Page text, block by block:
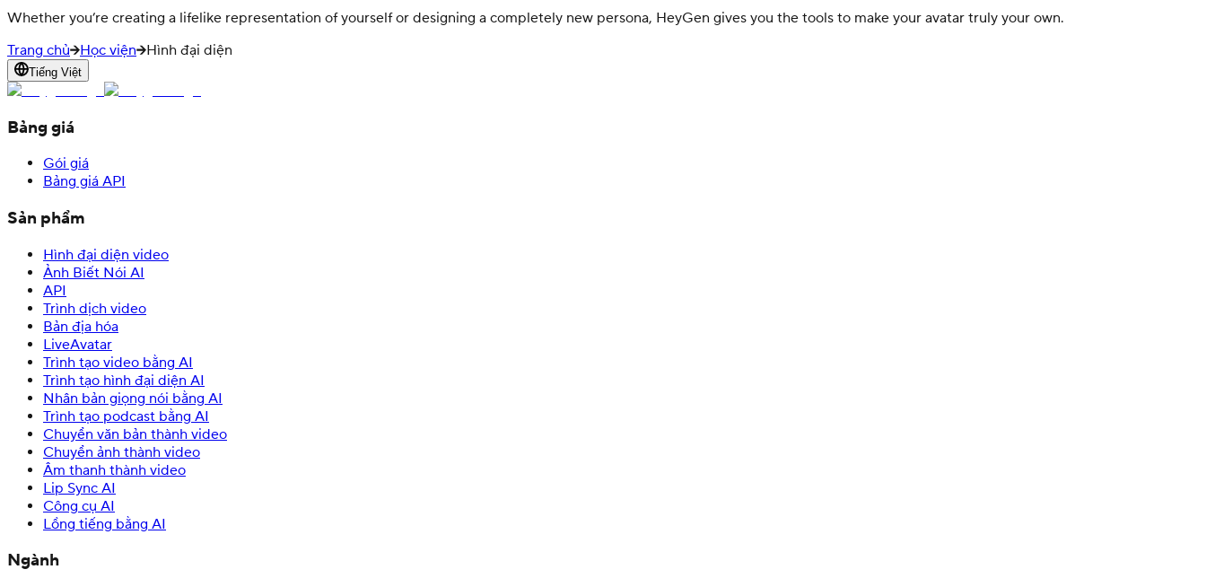
Whether you’re creating a lifelike representation of yourself or designing a completely new persona, HeyGen gives you the tools to make your avatar truly your own.
Trang chủ
Học viện Hình đại diện
Tiếng Việt
Bảng giá
Gói giá
Bảng giá API
Sản phẩm
Hình đại diện video
Ảnh Biết Nói AI
API
Trình dịch video
Bản địa hóa
LiveAvatar
Trình tạo video bằng AI
Trình tạo hình đại diện AI
Nhân bản giọng nói bằng AI
Trình tạo podcast bằng AI
Chuyển văn bản thành video
Chuyển ảnh thành video
Âm thanh thành video
Lip Sync AI
Công cụ AI
Lồng tiếng bằng AI
Ngành